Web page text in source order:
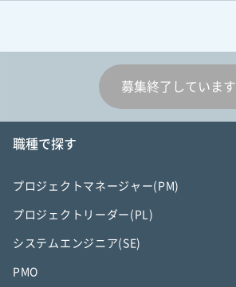
募集終了しています
職種で探す
プロジェクトマネージャー(PM)
プロジェクトリーダー(PL)
システムエンジニア(SE)
PMO